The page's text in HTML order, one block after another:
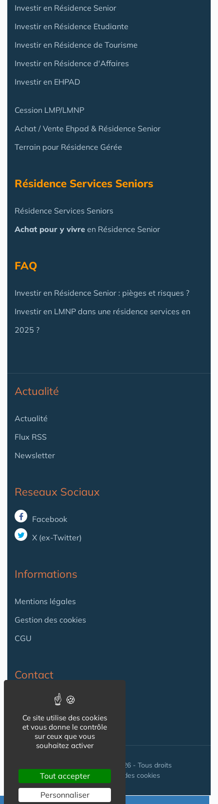
Investir en Résidence Senior
Investir en Résidence Etudiante
Investir en Résidence de Tourisme
Investir en Résidence d'Affaires
Investir en EHPAD
Cession LMP/LMNP
Achat / Vente Ehpad & Résidence Senior
Terrain pour Résidence Gérée
Résidence Services Seniors
Résidence Services Seniors
Achat pour y vivre en Résidence Senior
FAQ
Investir en Résidence Senior : pièges et risques ?
Investir en LMNP dans une résidence services en
2025 ?
Actualité
Actualité
Flux RSS
Newsletter
Reseaux Sociaux
Facebook
X (ex-Twitter)
Informations
Mentions légales
Gestion des cookies
CGU
Contact
© Seniorissimmo.com 2026 - Tous droits
réservés. //
Gestion des cookies
Ce site utilise des cookies
et vous donne le contrôle
sur ceux que vous
souhaitez activer
Tout accepter
Personnaliser